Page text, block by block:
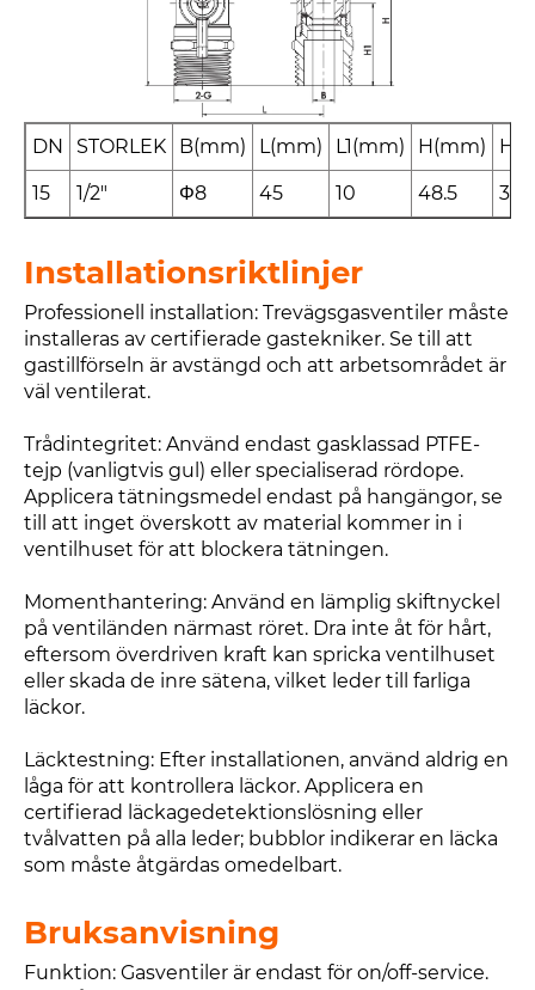
DN STORLEK B(mm) L(mm) L1(mm) H(mm)
15 1/2" Φ8 45 10 48.5
Installationsriktlinjer
Professionell installation: Trevägsgasventiler måste
installeras av certifierade gastekniker. Se till att
gastillförseln är avstängd och att arbetsområdet är
väl ventilerat.
Trådintegritet: Använd endast gasklassad PTFE-
tejp (vanligtvis gul) eller specialiserad rördope.
Applicera tätningsmedel endast på hangängor, se
till att inget överskott av material kommer in i
ventilhuset för att blockera tätningen.
Momenthantering: Använd en lämplig skiftnyckel
på ventiländen närmast röret. Dra inte åt för hårt,
eftersom överdriven kraft kan spricka ventilhuset
eller skada de inre sätena, vilket leder till farliga
läckor.
Läcktestning: Efter installationen, använd aldrig en
låga för att kontrollera läckor. Applicera en
certifierad läckagedetektionslösning eller
tvålvatten på alla leder; bubblor indikerar en läcka
som måste åtgärdas omedelbart.
Bruksanvisning
Funktion: Gasventiler är endast för on/off-service.